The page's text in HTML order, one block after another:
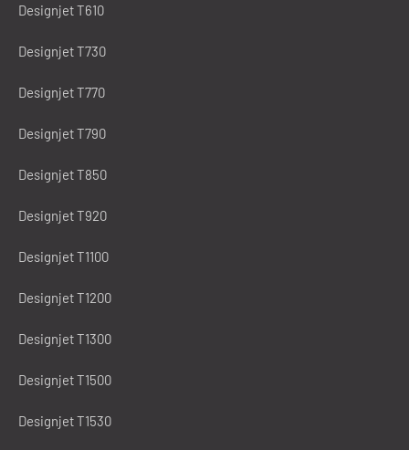
Designjet T610
Designjet T730
Designjet T770
Designjet T790
Designjet T850
Designjet T920
Designjet T1100
Designjet T1200
Designjet T1300
Designjet T1500
Designjet T1530